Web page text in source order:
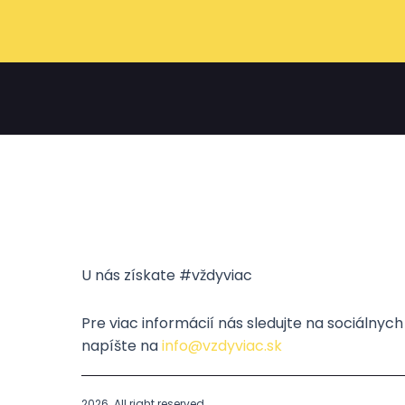
U nás získate #vždyviac
Pre viac informácií nás sledujte na
napíšte nainfo@vzdyviac.sk